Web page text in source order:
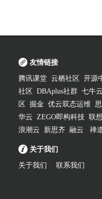
友情链接
腾讯课堂 云栖社区 开源
社区
DBAplus社群 七牛云
区
掘金 优云双态运维
华云 ZEGO即构科技 联
浪潮云
新思齐 融云 禅
关于我们
关于我们 联系我们